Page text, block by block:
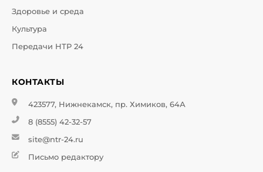
Здоровье и среда
Культура
Передачи НТР 24
КОНТАКТЫ
423577, Нижнекамск, пр. Химиков, 64А
8 (8555) 42-32-57
site@ntr-24.ru
Письмо редактору